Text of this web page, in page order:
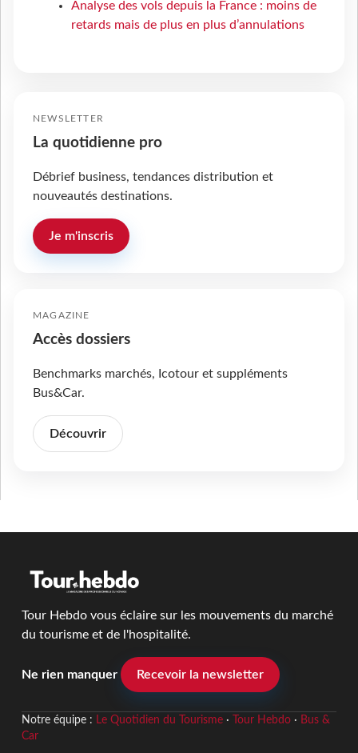
Analyse des vols depuis la France : moins de
retards mais de plus en plus d’annulations
NEWSLETTER
La quotidienne pro
Débrief business, tendances distribution et
nouveautés destinations.
Je m'inscris
MAGAZINE
Accès dossiers
Benchmarks marchés, Icotour et suppléments
Bus&Car.
Découvrir
Tour Hebdo vous éclaire sur les mouvements du marché
du tourisme et de l'hospitalité.
Ne rien manquer Recevoir la newsletter
Notre équipe : Le Quotidien du Tourisme· Tour Hebdo· Bus &
Car